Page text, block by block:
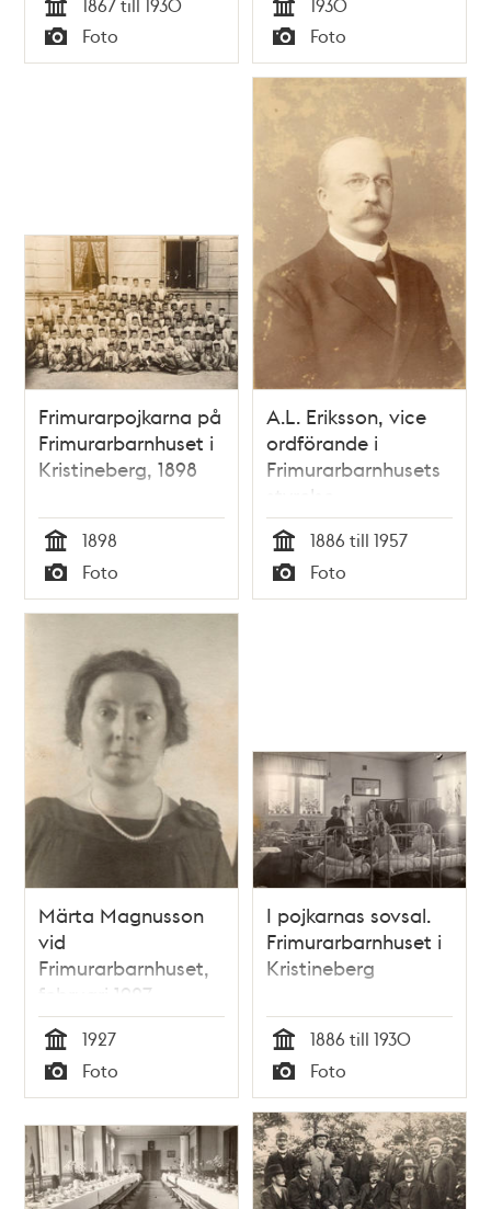
Tid
Typ
Foto
augusti 1930
Tid
Typ
Foto
Frimurarpojkarna på
Frimurarbarnhuset i
Kristineberg, 1898
Tid
1898
Typ
Foto
A.L. Eriksson, vice
ordförande i
Frimurarbarnhusets
styrelse.
Tid
1886 till 1957
Typ
Foto
Märta Magnusson
vid
Frimurarbarnhuset,
februari 1927.
Tid
1927
Typ
Foto
I pojkarnas sovsal.
Frimurarbarnhuset i
Kristineberg
Tid
1886 till 1930
Typ
Foto